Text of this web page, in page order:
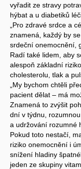
vyřadit ze stravy
hýbat a u diabetiků
„Pro zdravé srdce a
znamená, každý by
srdeční onemocnění,
Radí také lidem, aby
alespoň základní
cholesterolu, tlak a
„My bychom chtěli
pacient dělat – má
Znamená to zvýšit
dní v týdnu,
a udržování rozumné
Pokud toto nestačí,
riziko onemocnění i
snížení hladiny
jeden ze skupiny